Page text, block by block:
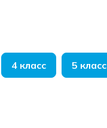
4 класс 5 класс